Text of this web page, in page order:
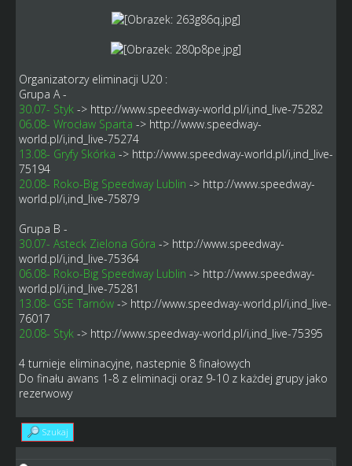
Organizatorzy eliminacji U20 :
Grupa A -
30.07- Styk -> http://www.speedway-world.pl/i,ind_live-75282
06.08- Wrocław Sparta -> http://www.speedway-
world.pl/i,ind_live-75274
13.08- Gryfy Skórka -> http://www.speedway-world.pl/i,ind_live-
75194
20.08- Roko-Big Speedway Lublin -> http://www.speedway-
world.pl/i,ind_live-75879
Grupa B -
30.07- Asteck Zielona Góra -> http://www.speedway-
world.pl/i,ind_live-75364
06.08- Roko-Big Speedway Lublin -> http://www.speedway-
world.pl/i,ind_live-75281
13.08- GSE Tarnów-> http://www.speedway-world.pl/i,ind_live-
76017
20.08- Styk -> http://www.speedway-world.pl/i,ind_live-75395
4 turnieje eliminacyjne, nastepnie 8 finałowych
Do finału awans 1-8 z eliminacji oraz 9-10 z każdej grupy jako
rezerwowy
Szukaj